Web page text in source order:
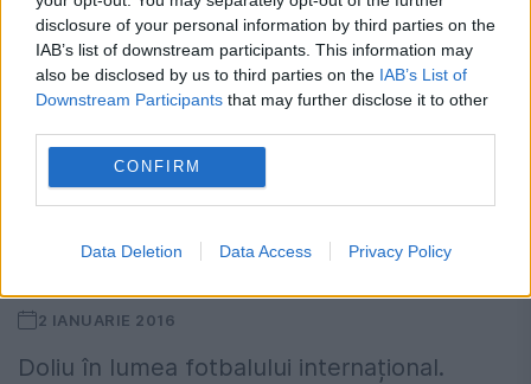
disclosure of your personal information by third parties on the
IAB’s list of downstream participants. This information may
also be disclosed by us to third parties on the IAB’s List of
Downstream Participants that may further disclose it to other
CONFIRM
Data Deletion Data Access Privacy Policy
DRAMĂ în lumea fotbalului. Un celebru
jucător a fost găsit PLUTIND în apele
2 IANUARIE 2016
Doliu în lumea fotbalului internațional.